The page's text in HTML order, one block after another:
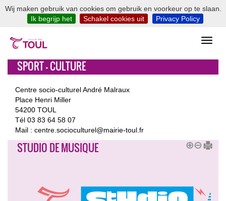
Wij maken gebruik van cookies om gebruik en voorkeur op te slaan.
Ik begrijp het
Schakel cookies uit Privacy Policy
SPORT - CULTURE
Centre socio-culturel André Malraux
Place Henri Miller
54200 TOUL
Tél 03 83 64 58 07
Mail : centre.socioculturel@mairie-toul.fr
STUDIO DE MUSIQUE